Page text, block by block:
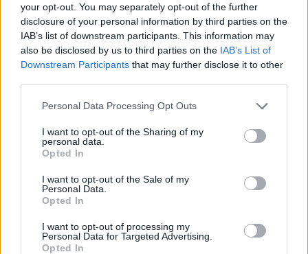
your opt-out. You may separately opt-out of the further
disclosure of your personal information by third parties on the
IAB’s list of downstream participants. This information may
also be disclosed by us to third parties on the IAB’s List of
Downstream Participants that may further disclose it to other
Please note that this website/app uses one or more Google
not limited to your visit or usage behaviour. You may click to
grant or deny consent to Google and its third-party tags to
use your data for below specified purposes in below Google
consent section.
Personal Data Processing Opt Outs
I want to opt-out of the Sharing of my
personal data.
Opted In
I want to opt-out of the Sale of my
Personal Data.
Opted In
I want to opt-out of processing my
Personal Data for Targeted Advertising.
Opted In
AUTORE
AiAdhubMedia